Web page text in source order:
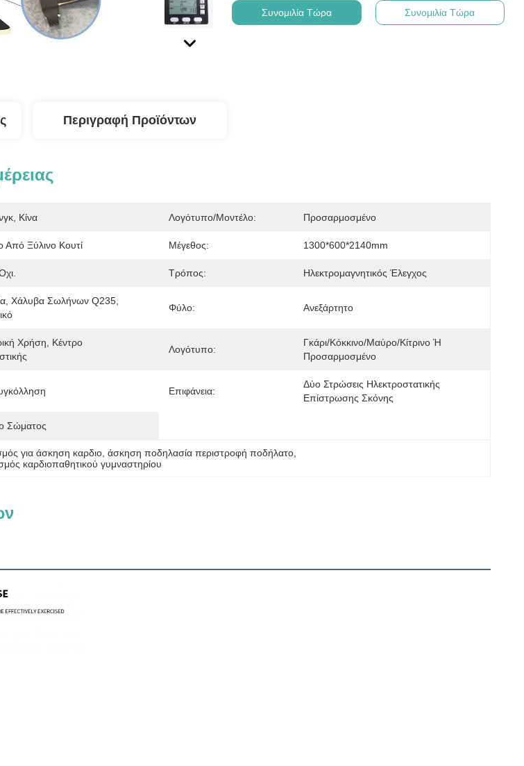
Συνομιλία Τώρα Συνομιλία Τώρα
Περιγραφή Προϊόντων
Κίνα Λογότυπο/μοντέλο: Προσαρμοσμένο
Από Ξύλινο Κουτί Μέγεθος: 1300*600*2140mm
Τρόπος: Ηλεκτρομαγνητικός Έλεγχος
Χάλυβα Σωλήνων Q235,
Φύλο: Ανεξάρτητο
Χρήση, Κέντρο
Λογότυπο:
Γκάρι/κόκκινο/μαύρο/κίτρινο Ή
Προσαρμοσμένο
Επιφάνεια:
Δύο Στρώσεις Ηλεκτροστατικής
Επίστρωσης Σκόνης
Σώματος
για άσκηση καρδιο , άσκηση ποδηλασία περιστροφή ποδήλατο
καρδιοπαθητικού γυμναστηρίου